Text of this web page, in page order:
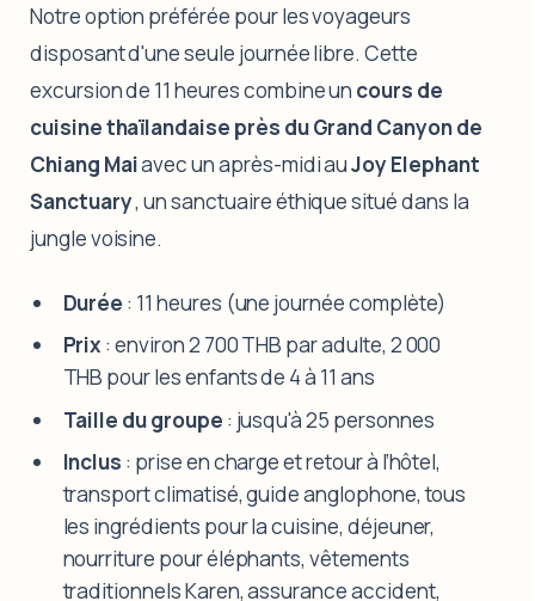
Notre option préférée pour les voyageurs
disposant d'une seule journée libre. Cette
excursion de 11 heures combine un cours de
cuisine thaïlandaise près du Grand Canyon de
Chiang Maiavec un après-midi auJoy Elephant
Sanctuary, un sanctuaire éthique situé dans la
jungle voisine.
Durée : 11 heures (une journée complète)
Prix : environ 2 700 THB par adulte, 2 000
THB pour les enfants de 4 à 11 ans
Taille du groupe : jusqu'à 25 personnes
Inclus : prise en charge et retour à l’hôtel,
transport climatisé, guide anglophone, tous
les ingrédients pour la cuisine, déjeuner,
nourriture pour éléphants, vêtements
traditionnels Karen, assurance accident,